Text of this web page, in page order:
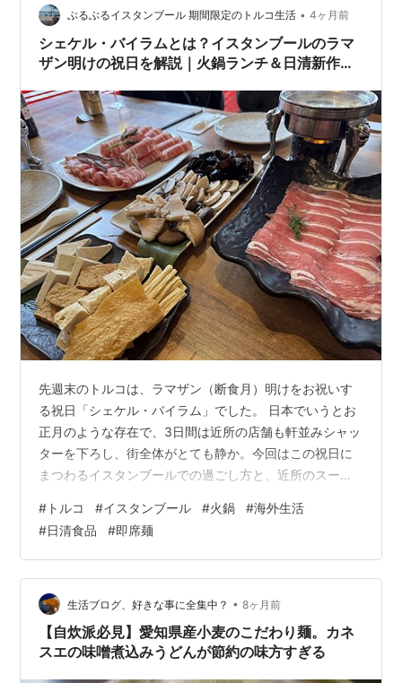
ぶるぶるイスタンブール 期間限定のトルコ生活 • 4ヶ月前
シェケル・バイラムとは？イスタンブールのラマ
ザン明けの祝日を解説｜火鍋ランチ＆日清新作レ
先週末のトルコは、ラマザン（断食月）明けをお祝いす
る祝日「シェケル・バイラム」でした。 日本でいうとお
正月のような存在で、3日間は近所の店舗も軒並みシャッ
ターを下ろし、街全体がとても静か。今回はこの祝日に
まつわるイスタンブールでの過ごし方と、近所のスーパ
ートします。 オスマンベイの火鍋レストラン シェケル・
バイラムとは？トルコの「お正月」のような祝日 ランチ
難民、贅沢に火鍋へ お酒のルールが変わっていた 日清の
焼きそば、新フレーバーを近所のスーパーで発見 おま
け：トルコ製の「フレーバー付き抹茶」という発明 シェ
ケル・バイラムとは？トルコの「お正…
# トルコ #イスタンブール #火鍋 #海外生活
#日清食品 #即席麺
生活ブログ、好きな事に全集中？ • 8ヶ月前
【自炊派必見】愛知県産小麦のこだわり麺。カネ
スエの味噌煮込みうどんが節約の味方すぎる